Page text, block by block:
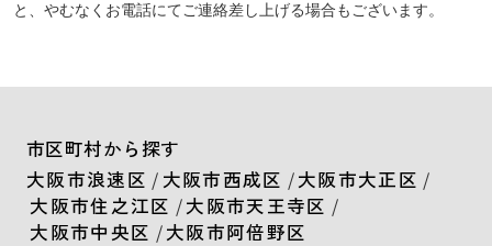
と、やむなくお電話にてご連絡差し上げる場合もございます。
市区町村から探す
大阪市浪速区 / 大阪市西成区 /大阪市大正区 /
大阪市住之江区 /大阪市天王寺区 /
大阪市中央区 /大阪市阿倍野区